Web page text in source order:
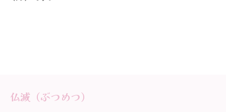
仏滅（ぶつめつ）